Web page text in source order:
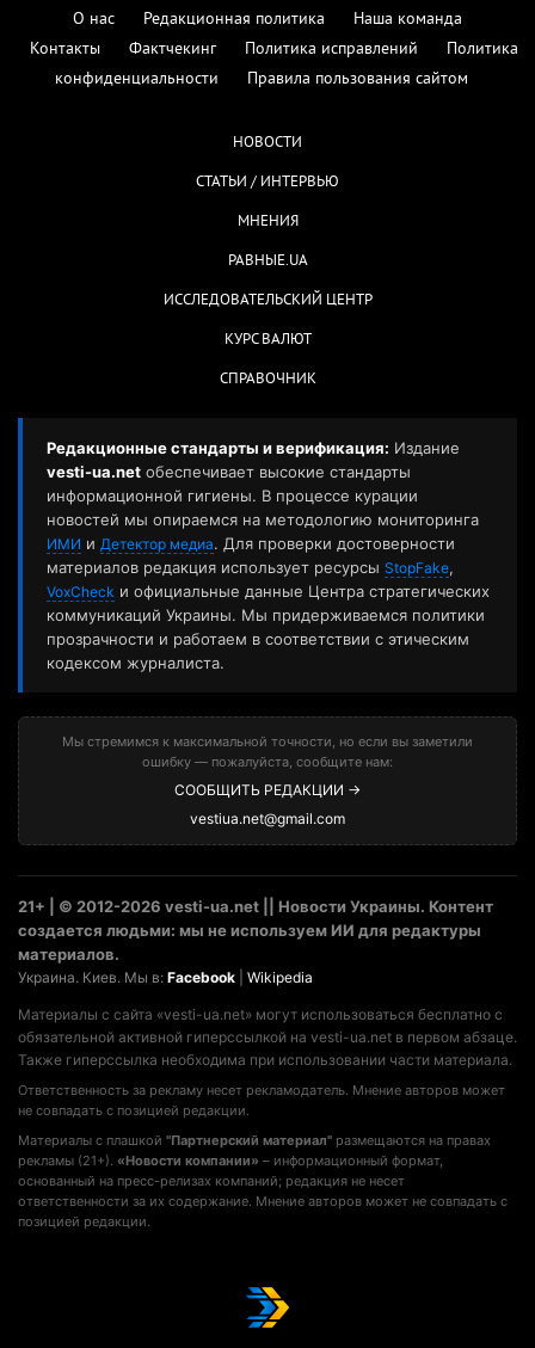
О нас Редакционная политика
Наша команда
Контакты
Фактчекинг Политика исправлений
Политика
конфиденциальности
Правила пользования сайтом
НОВОСТИ
СТАТЬИ / ИНТЕРВЬЮ
МНЕНИЯ
РАВНЫЕ.UA
ИССЛЕДОВАТЕЛЬСКИЙ ЦЕНТР
КУРС ВАЛЮТ
СПРАВОЧНИК
Редакционные стандарты и верификация: Издание
vesti-ua.net обеспечивает высокие стандарты
информационной гигиены. В процессе курации
новостей мы опираемся на методологию мониторинга
ИМИ и Детектор медиа. Для проверки достоверности
материалов редакция использует ресурсы StopFake,
VoxCheck и официальные данные Центра стратегических
коммуникаций Украины. Мы придерживаемся политики
прозрачности и работаем в соответствии с этическим
кодексом журналиста.
Мы стремимся к максимальной точности, но если вы заметили
ошибку — пожалуйста, сообщите нам:
СООБЩИТЬ РЕДАКЦИИ →
vestiua.net@gmail.com
21+ | © 2012-2026 vesti-ua.net || Новости Украины. Контент
создается людьми: мы не используем ИИ для редактуры
материалов.
Украина. Киев. Мы в: Facebook Wikipedia
Материалы с сайта «vesti-ua.net» могут использоваться бесплатно с
обязательной активной гиперссылкой на vesti-ua.net в первом абзаце.
Также гиперссылка необходима при использовании части материала.
Ответственность за рекламу несет рекламодатель. Мнение авторов может
не совпадать с позицией редакции.
Материалы с плашкой "Партнерский материал" размещаются на правах
рекламы (21+). «Новости компании» – информационный формат,
основанный на пресс-релизах компаний; редакция не несет
ответственности за их содержание. Мнение авторов может не совпадать с
позицией редакции.